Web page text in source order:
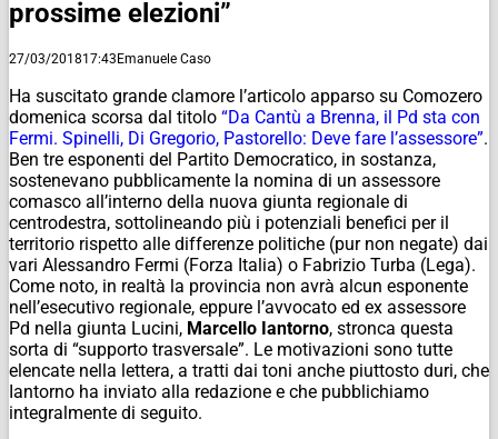
prossime elezioni”
27/03/201817:43Emanuele Caso
Ha suscitato grande clamore l’articolo apparso su Comozero
domenica scorsa dal titolo “Da Cantù a Brenna, il Pd sta con
Fermi. Spinelli, Di Gregorio, Pastorello: Deve fare l’assessore”.
Ben tre esponenti del Partito Democratico, in sostanza,
sostenevano pubblicamente la nomina di un assessore
comasco all’interno della nuova giunta regionale di
centrodestra, sottolineando più i potenziali benefici per il
territorio rispetto alle differenze politiche (pur non negate) dai
vari Alessandro Fermi (Forza Italia) o Fabrizio Turba (Lega).
Come noto, in realtà la provincia non avrà alcun esponente
nell’esecutivo regionale, eppure l’avvocato ed ex assessore
Pd nella giunta Lucini, Marcello Iantorno, stronca questa
sorta di “supporto trasversale”. Le motivazioni sono tutte
elencate nella lettera, a tratti dai toni anche piuttosto duri, che
Iantorno ha inviato alla redazione e che pubblichiamo
integralmente di seguito.